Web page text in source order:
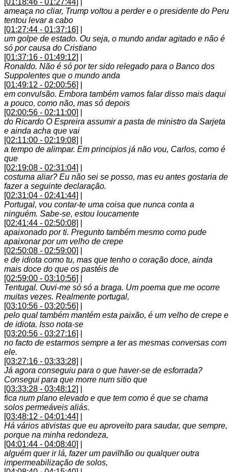
[01:18:46 - 01:27:44]
ameaça no cliar, Trump voltou a perder e o presidente do Peru
tentou levar a cabo
[01:27:44 - 01:37:16]
um golpe de estado. Ou seja, o mundo andar agitado e não é
só por causa do Cristiano
[01:37:16 - 01:49:12]
Ronaldo. Não é só por ter sido relegado para o Banco dos
Suppolentes que o mundo anda
[01:49:12 - 02:00:56]
em convulsão. Embora também vamos falar disso mais daqui
a pouco, como não, mas só depois
[02:00:56 - 02:11:00]
do Ricardo O Espreira assumir a pasta de ministro da Sarjeta
e ainda acha que vai
[02:11:00 - 02:19:08]
a tempo de alimpar. Em principios já não vou, Carlos, como é
que
[02:19:08 - 02:31:04]
costuma aliar? Eu não sei se posso, mas eu antes gostaria de
fazer a seguinte declaração.
[02:31:04 - 02:41:44]
Portugal, vou contar-te uma coisa que nunca conta a
ninguém. Sabe-se, estou loucamente
[02:41:44 - 02:50:08]
apaixonado por ti. Pregunto também mesmo como pude
apaixonar por um velho de crepe
[02:50:08 - 02:59:00]
e de idiota como tu, mas que tenho o coração doce, ainda
mais doce do que os pastéis de
[02:59:00 - 03:10:56]
Tentugal. Ouvi-me só só a braga. Um poema que me ocorre
muitas vezes. Realmente portugal,
[03:10:56 - 03:20:56]
pelo qual também mantém esta paixão, é um velho de crepe e
de idiota. Isso nota-se
[03:20:56 - 03:27:16]
no facto de estarmos sempre a ter as mesmas conversas com
ele.
[03:27:16 - 03:33:28]
Já agora conseguiu para o que haver-se de esforrada?
Consegui para que morre num sitio que
[03:33:28 - 03:48:12]
fica num plano elevado e que tem como é que se chama
solos permeáveis aliás.
[03:48:12 - 04:01:44]
Há vários ativistas que eu aproveito para saudar, que sempre,
porque na minha redondeza,
[04:01:44 - 04:08:40]
alguém quer ir lá, fazer um pavilhão ou qualquer outra
impermeabilização de solos,